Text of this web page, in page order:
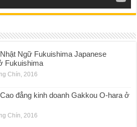
Ngữ Fukuishima Japanese
Fukuishima
Chín, 2016
đẳng kinh doanh Gakkou O-hara ở
Chín, 2016